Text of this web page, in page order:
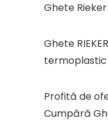
Ghete Rieker
Ghete
termoplastic
Profită de
Cumpără